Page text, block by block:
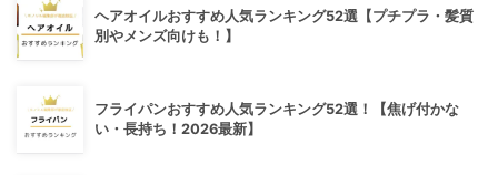
ヘアオイルおすすめ人気ランキング52選【プチプラ・髪質
別やメンズ向けも！】
フライパンおすすめ人気ランキング52選！【焦げ付かな
い・長持ち！2026最新】